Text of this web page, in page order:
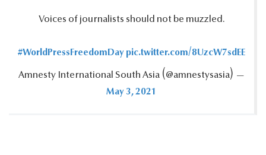
Voices of journalists should not be muzzled.‎
#WorldPressFreedomDaypic.twitter.com/8UzcW7sdEE
— Amnesty International South Asia ‪(@amnestysasia)‬
May 3, 2021